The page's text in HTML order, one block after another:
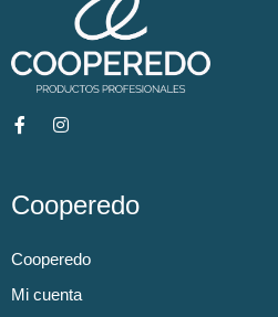
Cooperedo
Cooperedo
Mi cuenta